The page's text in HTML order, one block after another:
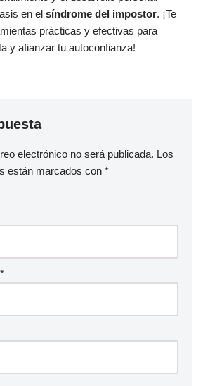
en el síndrome del impostor. ¡Te
prácticas y efectivas para
y afianzar tu autoconfianza!
electrónico no será publicada. Los
están marcados con *
*